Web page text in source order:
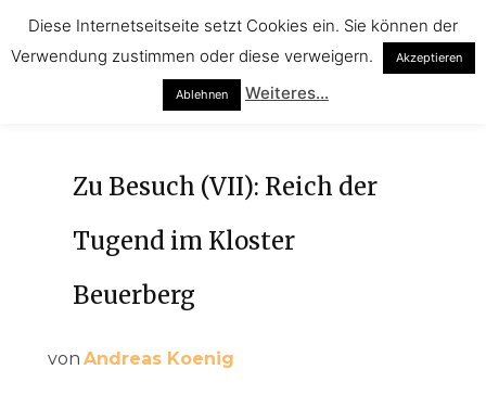
Zu Besuch (VII): Reich der
Tugend im Kloster
Beuerberg
von Andreas Koenig
Diese Internetseitseite setzt Cookies ein. Sie können der
Verwendung zustimmen oder diese verweigern.
Akzeptieren
Ablehnen Weiteres...